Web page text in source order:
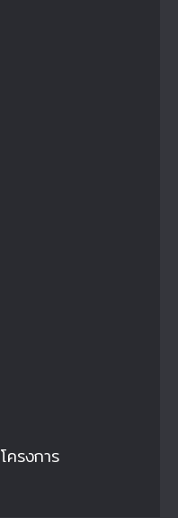
โครงการ